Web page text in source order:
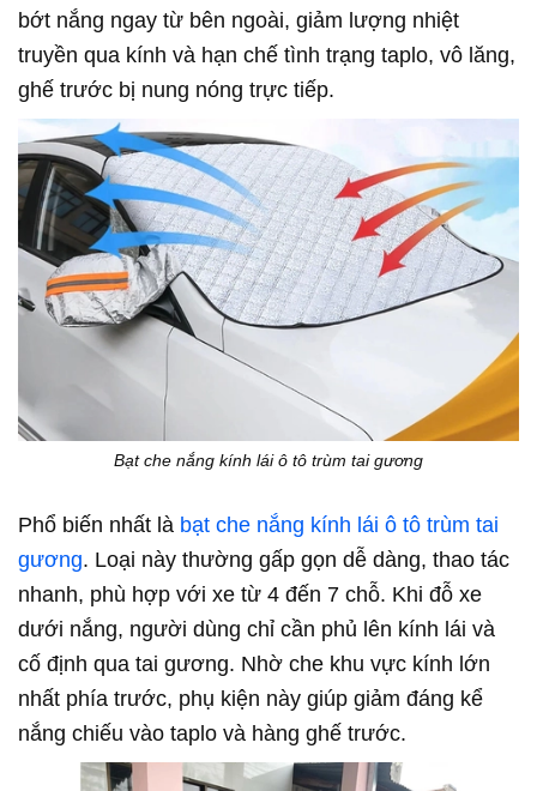
bớt nắng ngay từ bên ngoài, giảm lượng nhiệt
truyền qua kính và hạn chế tình trạng taplo, vô lăng,
ghế trước bị nung nóng trực tiếp.
Bạt che nắng kính lái ô tô trùm tai gương
Phổ biến nhất là bạt che nắng kính lái ô tô trùm tai
gương. Loại này thường gấp gọn dễ dàng, thao tác
nhanh, phù hợp với xe từ 4 đến 7 chỗ. Khi đỗ xe
dưới nắng, người dùng chỉ cần phủ lên kính lái và
cố định qua tai gương. Nhờ che khu vực kính lớn
nhất phía trước, phụ kiện này giúp giảm đáng kể
nắng chiếu vào taplo và hàng ghế trước.